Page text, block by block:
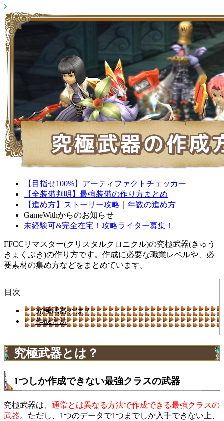
【目指せ100%】アーティファクトチェッカー
【全装備判明】最強装備の作り方まとめ
【進め方】ストーリー攻略｜年数の進め方
GameWithからのお知らせ
未経験可&完全在宅！攻略ライター募集！
FFCCリマスター(クリスタルクロニクル)の究極武器(きゅう
きょくぶき)の作り方です。作成に必要な職業レベルや、必
要素材の集め方などをまとめています。
目次
究極武器とは？
作成方法
究極武器とは？
1つしか作成できない最強クラスの武器
究極武器は、 通常とは異なる方法で作成できる最強クラスの
武器。ただし、1つのデータで1つまでしか入手できない上、